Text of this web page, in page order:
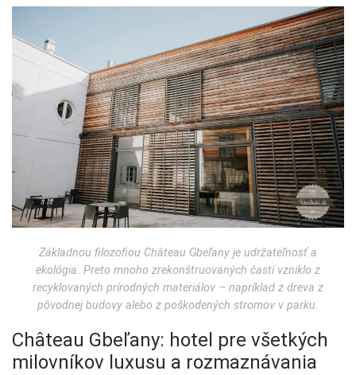
Základnou filozofiou Château Gbeľany je udržateľnosť a
ekológia. Preto mnoho zrekonštruovaných častí vzniklo z
recyklovaných prírodných materiálov – napríklad z dreva z
pôvodnej budovy alebo z poškodených stromov v parku.
Château Gbeľany: hotel pre všetkých
milovníkov luxusu a rozmaznávania